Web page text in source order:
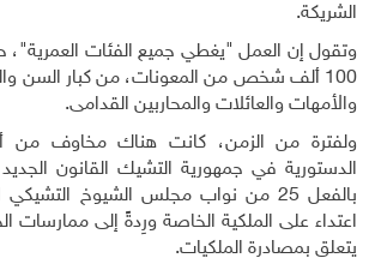
الشريكة.
وتقول إن العمل "يغطي جميع الفئات العمرية"،
100 ألف شخص من المعونات، من كبار السن
والأمهات والعائلات والمحاربين القدامى.
ولفترة من الزمن، كانت هناك مخاوف من
الدستورية في جمهورية التشيك القانون
بالفعل 25 من نواب مجلس الشيوخ
اعتداء على الملكية الخاصة ورِدةً إلى ممارسات
يتعلق بمصادرة الملكيات.